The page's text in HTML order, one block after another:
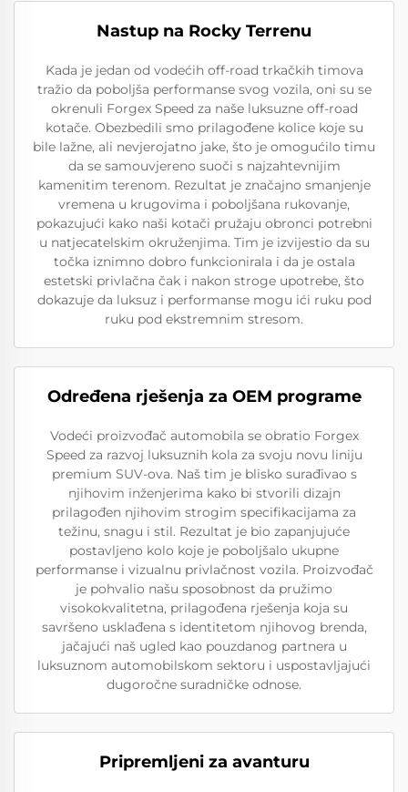
Nastup na Rocky Terrenu
Kada je jedan od vodećih off-road trkačkih timova
tražio da poboljša performanse svog vozila, oni su se
okrenuli Forgex Speed za naše luksuzne off-road
kotače. Obezbedili smo prilagođene kolice koje su
bile lažne, ali nevjerojatno jake, što je omogućilo timu
da se samouvjereno suoči s najzahtevnijim
kamenitim terenom. Rezultat je značajno smanjenje
vremena u krugovima i poboljšana rukovanje,
pokazujući kako naši kotači pružaju obronci potrebni
u natjecatelskim okruženjima. Tim je izvijestio da su
točka iznimno dobro funkcionirala i da je ostala
estetski privlačna čak i nakon stroge upotrebe, što
dokazuje da luksuz i performanse mogu ići ruku pod
ruku pod ekstremnim stresom.
Određena rješenja za OEM programe
Vodeći proizvođač automobila se obratio Forgex
Speed za razvoj luksuznih kola za svoju novu liniju
premium SUV-ova. Naš tim je blisko surađivao s
njihovim inženjerima kako bi stvorili dizajn
prilagođen njihovim strogim specifikacijama za
težinu, snagu i stil. Rezultat je bio zapanjujuće
postavljeno kolo koje je poboljšalo ukupne
performanse i vizualnu privlačnost vozila. Proizvođač
je pohvalio našu sposobnost da pružimo
visokokvalitetna, prilagođena rješenja koja su
savršeno usklađena s identitetom njihovog brenda,
jačajući naš ugled kao pouzdanog partnera u
luksuznom automobilskom sektoru i uspostavljajući
dugoročne suradničke odnose.
Pripremljeni za avanturu